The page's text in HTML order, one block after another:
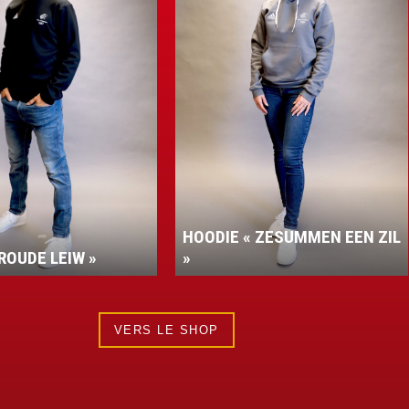
« ZESUMMEN EEN ZIL
VESTE PERFORMANCE
VERS LE SHOP